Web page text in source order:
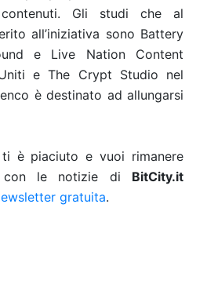
Gli studi che al
all’iniziativa sono Battery
e Live Nation Content
e The Crypt Studio nel
è destinato ad allungarsi
è piaciuto e vuoi rimanere
con le notizie di BitCity.it
gratuita.